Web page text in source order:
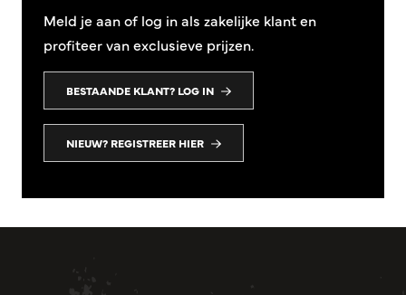
Meld je aan of log in als zakelijke klant en
profiteer van exclusieve prijzen.
BESTAANDE KLANT? LOG IN
NIEUW? REGISTREER HIER